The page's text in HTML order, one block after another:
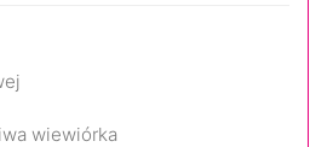
wiewiórka